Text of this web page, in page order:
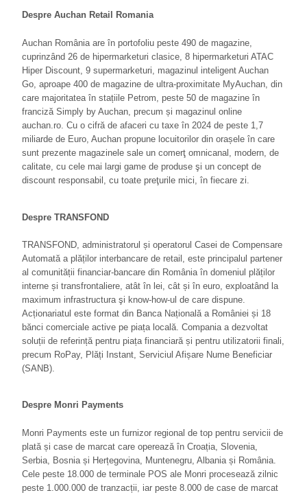
Despre Auchan Retail Romania
Auchan România are în portofoliu peste 490 de magazine,
cuprinzând 26 de hipermarketuri clasice, 8 hipermarketuri ATAC
Hiper Discount, 9 supermarketuri, magazinul inteligent Auchan
Go, aproape 400 de magazine de ultra-proximitate MyAuchan, din
care majoritatea în stațiile Petrom, peste 50 de magazine în
franciză Simply by Auchan, precum și magazinul online
auchan.ro. Cu o cifră de afaceri cu taxe în 2024 de peste 1,7
miliarde de Euro, Auchan propune locuitorilor din orașele în care
sunt prezente magazinele sale un comerţ omnicanal, modern, de
calitate, cu cele mai largi game de produse şi un concept de
discount responsabil, cu toate preţurile mici, în fiecare zi.
Despre TRANSFOND
TRANSFOND, administratorul și operatorul Casei de Compensare
Automată a plăților interbancare de retail, este principalul partener
al comunității financiar-bancare din România în domeniul plăților
interne și transfrontaliere, atât în lei, cât și în euro, exploatând la
maximum infrastructura şi know-how-ul de care dispune.
Acționariatul este format din Banca Națională a României și 18
bănci comerciale active pe piața locală. Compania a dezvoltat
soluții de referință pentru piața financiară și pentru utilizatorii finali,
precum RoPay, Plăți Instant, Serviciul Afișare Nume Beneficiar
(SANB).
Despre Monri Payments
Monri Payments este un furnizor regional de top pentru servicii de
plată și case de marcat care operează în Croația, Slovenia,
Serbia, Bosnia și Herțegovina, Muntenegru, Albania și România.
Cele peste 18.000 de terminale POS ale Monri procesează zilnic
peste 1.000.000 de tranzacții, iar peste 8.000 de case de marcat